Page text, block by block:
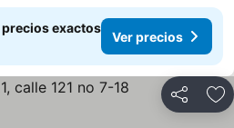
exactos
Ver precios
Compartir